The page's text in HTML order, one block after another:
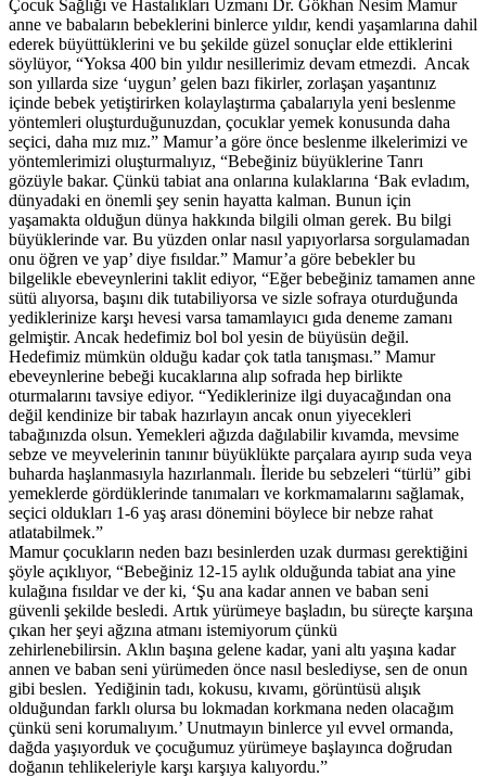
Çocuk Sağlığı ve Hastalıkları Uzmanı Dr. Gökhan Nesim Mamur
anne ve babaların bebeklerini binlerce yıldır, kendi yaşamlarına dahil
ederek büyüttüklerini ve bu şekilde güzel sonuçlar elde ettiklerini
söylüyor, “Yoksa 400 bin yıldır nesillerimiz devam etmezdi. Ancak
son yıllarda size ‘uygun’ gelen bazı fikirler, zorlaşan yaşantınız
içinde bebek yetiştirirken kolaylaştırma çabalarıyla yeni beslenme
yöntemleri oluşturduğunuzdan, çocuklar yemek konusunda daha
seçici, daha mız mız.” Mamur’a göre önce beslenme ilkelerimizi ve
yöntemlerimizi oluşturmalıyız, “Bebeğiniz büyüklerine Tanrı
gözüyle bakar. Çünkü tabiat ana onlarına kulaklarına ‘Bak evladım,
dünyadaki en önemli şey senin hayatta kalman. Bunun için
yaşamakta olduğun dünya hakkında bilgili olman gerek. Bu bilgi
büyüklerinde var. Bu yüzden onlar nasıl yapıyorlarsa sorgulamadan
onu öğren ve yap’ diye fısıldar.” Mamur’a göre bebekler bu
bilgelikle ebeveynlerini taklit ediyor, “Eğer bebeğiniz tamamen anne
sütü alıyorsa, başını dik tutabiliyorsa ve sizle sofraya oturduğunda
yediklerinize karşı hevesi varsa tamamlayıcı gıda deneme zamanı
gelmiştir. Ancak hedefimiz bol bol yesin de büyüsün değil.
Hedefimiz mümkün olduğu kadar çok tatla tanışması.” Mamur
ebeveynlerine bebeği kucaklarına alıp sofrada hep birlikte
oturmalarını tavsiye ediyor. “Yediklerinize ilgi duyacağından ona
değil kendinize bir tabak hazırlayın ancak onun yiyecekleri
tabağınızda olsun. Yemekleri ağızda dağılabilir kıvamda, mevsime
sebze ve meyvelerinin tanınır büyüklükte parçalara ayırıp suda veya
buharda haşlanmasıyla hazırlanmalı. İleride bu sebzeleri “türlü” gibi
yemeklerde gördüklerinde tanımaları ve korkmamalarını sağlamak,
seçici oldukları 1-6 yaş arası dönemini böylece bir nebze rahat
atlatabilmek.”
Mamur çocukların neden bazı besinlerden uzak durması gerektiğini
şöyle açıklıyor, “Bebeğiniz 12-15 aylık olduğunda tabiat ana yine
kulağına fısıldar ve der ki, ‘Şu ana kadar annen ve baban seni
güvenli şekilde besledi. Artık yürümeye başladın, bu süreçte karşına
çıkan her şeyi ağzına atmanı istemiyorum çünkü
zehirlenebilirsin. Aklın başına gelene kadar, yani altı yaşına kadar
annen ve baban seni yürümeden önce nasıl beslediyse, sen de onun
gibi beslen. Yediğinin tadı, kokusu, kıvamı, görüntüsü alışık
olduğundan farklı olursa bu lokmadan korkmana neden olacağım
çünkü seni korumalıyım.’ Unutmayın binlerce yıl evvel ormanda,
dağda yaşıyorduk ve çocuğumuz yürümeye başlayınca doğrudan
doğanın tehlikeleriyle karşı karşıya kalıyordu.”